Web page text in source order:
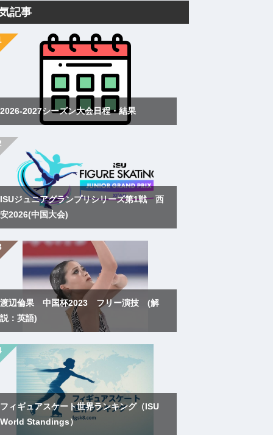
記事
2026-2027シーズン大会日程・結果
ISUジュニアグランプリシリーズ第1戦 西
安2026(中国大会)
渡辺倫果 中国杯2023 フリー演技 (解
説：英語)
フィギュアスケート世界ランキング（ISU
World Standings）